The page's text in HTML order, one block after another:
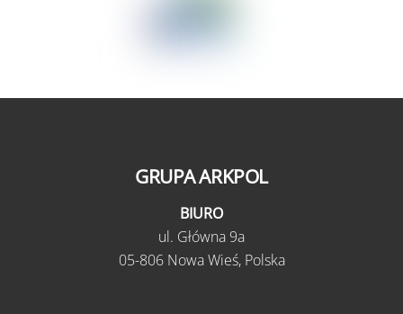
GRUPA ARKPOL
BIURO
ul. Główna 9a
05-806 Nowa Wieś, Polska